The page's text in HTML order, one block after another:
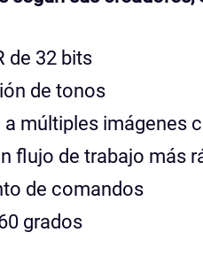
de 32 bits
de tonos
múltiples imágenes
flujo de trabajo más
de comandos
grados